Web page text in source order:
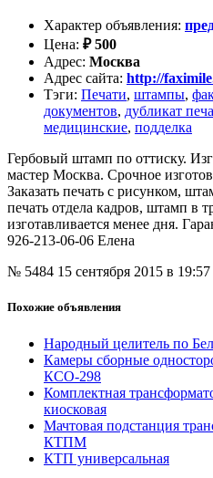
Характер объявления:
Цена: ₽500
Адрес: Москва
Адрес сайта: http://
Тэги: Печати, штампы,
документов, дубликат
медицинские, подделка
Гербовый штамп по оттиску.
мастер Москва. Срочное
Заказать печать с рисунком,
печать отдела кадров, штамп в
изготавливается менее дня.
926-213-06-06 Елена
№ 5484 15 сентября 2015 в
Похожие объявления
Народный целитель по
Камеры сборные
КСО-298
Комплектная
киосковая
Мачтовая подстанция
КТПМ
КТП универсальная